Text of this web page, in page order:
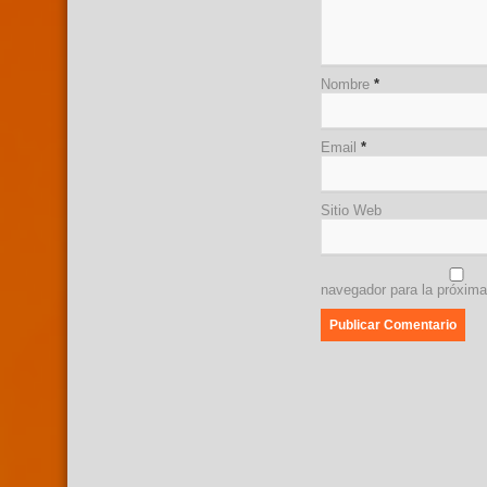
Nombre *
Email *
Sitio Web
navegador para la